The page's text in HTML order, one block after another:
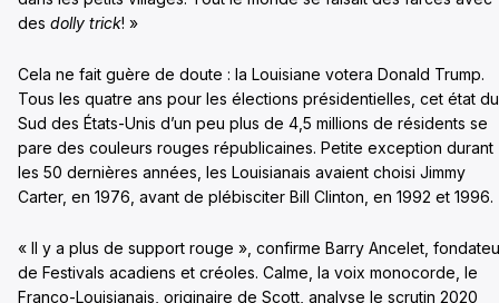
des dolly trick! »
Cela ne fait guère de doute : la Louisiane votera Donald Trump.
Tous les quatre ans pour les élections présidentielles, cet état du
Sud des États-Unis d’un peu plus de 4,5 millions de résidents se
pare des couleurs rouges républicaines. Petite exception durant
les 50 dernières années, les Louisianais avaient choisi Jimmy
Carter, en 1976, avant de plébisciter Bill Clinton, en 1992 et 1996.
« Il y a plus de support rouge », confirme Barry Ancelet,
de Festivals acadiens et créoles. Calme, la voix monocorde, le
Franco-Louisianais, originaire de Scott, analyse le scrutin 2020